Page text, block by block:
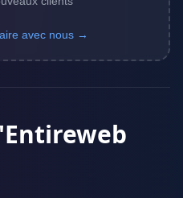
avec nous →